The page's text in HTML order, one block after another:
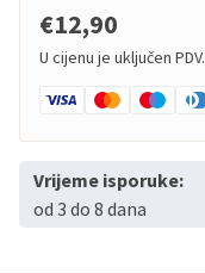
€12,90
U cijenu je uključen PDV.
Vrijeme isporuke:
od 3 do 8 dana